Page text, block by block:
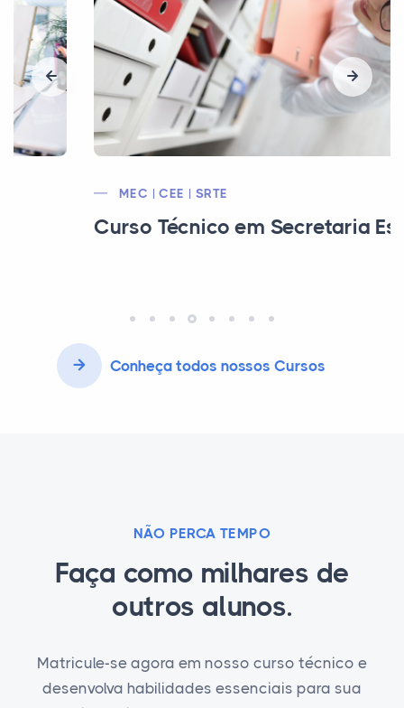
MEC | CEE | SRTE
Curso Técnico em Secretaria Escolar
Conheça todos nossos Cursos
NÃO PERCA TEMPO
Faça como milhares de
outros alunos.
Matricule-se agora em nosso curso técnico e
desenvolva habilidades essenciais para sua